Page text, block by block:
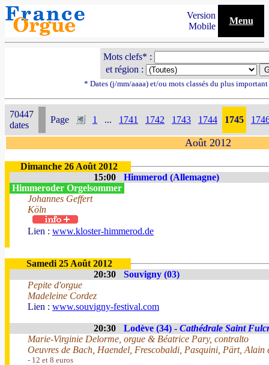
Version
Mobile
Menu
Mots clefs* :
et région :
* Dates (j/mm/aaaa) et/ou mots classés du plus
70447
dates
Page 1 ... 1741 1742 1743 1744 1745
Août 2012
Dimanche 26 Août 2012
15:00
Himmerod (Allemagne)
Himmeroder Orgelsommer
Johannes Geffert
Köln
Lien : www.kloster-himmerod.de
Samedi 25 Août 2012
20:30
Souvigny (03)
Pepite d'orgue
Madeleine Cordez
Lien : www.souvigny-festival.com
20:30 Lodève (34) - Cathédrale Saint
Marie-Virginie Delorme, orgue & Béatrice Pary, contralto
Oeuvres de Bach, Haendel, Frescobaldi, Pasquini, Pärt, Alain
- 12 et 8 euros